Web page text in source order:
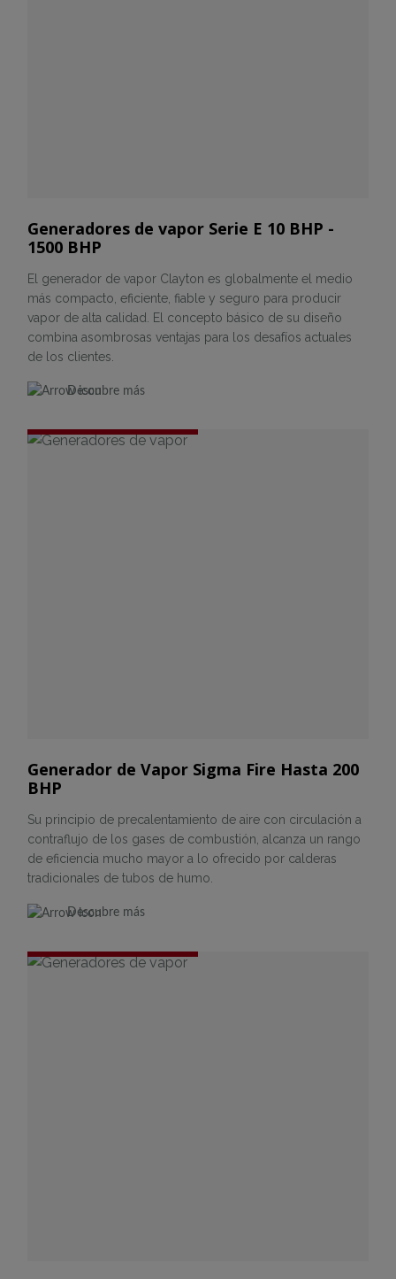
Generadores de vapor Serie E 10 BHP -
1500 BHP
El generador de vapor Clayton es globalmente el medio
más compacto, eficiente, fiable y seguro para producir
vapor de alta calidad. El concepto básico de su diseño
combina asombrosas ventajas para los desafíos actuales
de los clientes.
Descubre más
Generador de Vapor Sigma Fire Hasta 200
BHP
Su principio de precalentamiento de aire con circulación a
contraflujo de los gases de combustión, alcanza un rango
de eficiencia mucho mayor a lo ofrecido por calderas
tradicionales de tubos de humo.
Descubre más